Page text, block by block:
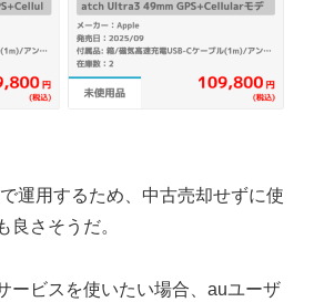
運用するため、中古売却せずに使
良さそうだ。
ービスを使いたい場合、auユーザ